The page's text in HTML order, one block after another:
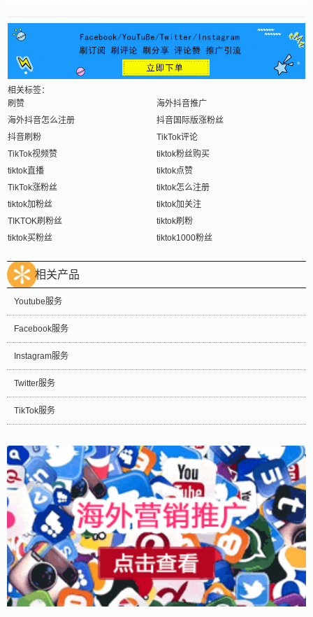
相关标签：
刷赞
海外抖音推广
海外抖音怎么注册
抖音国际版涨粉丝
抖音刷粉
TikTok评论
TikTok视频赞
tiktok粉丝购买
tiktok直播
tiktok点赞
TikTok涨粉丝
tiktok怎么注册
tiktok加粉丝
tiktok加关注
TIKTOK刷粉丝
tiktok刷粉
tiktok买粉丝
tiktok1000粉丝
相关产品
Youtube服务
Facebook服务
Instagram服务
Twitter服务
TikTok服务